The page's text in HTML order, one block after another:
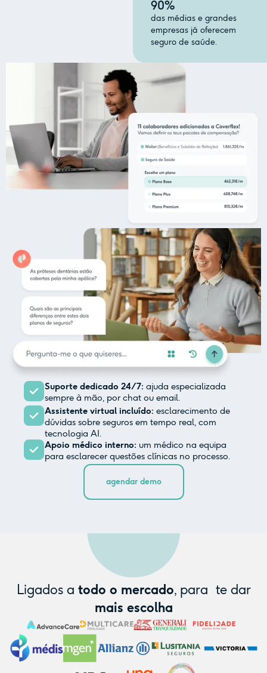
90%
das médias e grandes
empresas já oferecem
seguro de saúde.
Suporte dedicado 24/7:ajuda especializada
sempre à mão, por chat ou email.
Assistente virtual incluído:esclarecimento de
dúvidas sobre seguros em tempo real, com
tecnologia AI.
Apoio médico interno: um médico na equipa
para esclarecer questões clínicas no processo.
agendar demo
Ligados a todo o mercado, para te dar
mais escolha